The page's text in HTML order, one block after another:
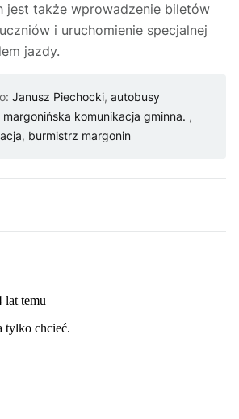
jest także wprowadzenie biletów
i uruchomienie specjalnej
jazdy.
Janusz Piechocki, autobusy
margonińska komunikacja gminna. ,
, burmistrz margonin